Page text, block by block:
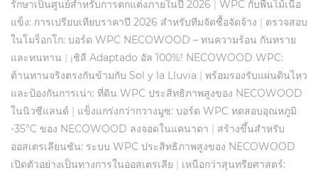
รักษาเป็นศูนย์สำหรับการตกแต่งภายในปี 2026 | WPC กับพื้นไม้เนื้อ
แข็ง: การเปรียบเทียบราคาปี 2026 สำหรับทีมจัดซื้อจัดจ้าง | ตรวจสอบ
ในโมร็อกโก: บอร์ด WPC NECOWOOD – ทนความร้อน กันทราย
และทนทาน | ¡ชิลี Adaptado อัล 100%! NECOWOOD WPC:
ต้านทานจริงตรงกันข้ามกับ Sol y la Lluvia | พร้อมรองรับแผ่นดินไหว
และป้องกันการเน่า: ที่ดิน WPC ประสิทธิภาพสูงของ NECOWOOD
ในนิวซีแลนด์ | แข็งแกร่งกว่ากวางมูซ: บอร์ด WPC ทดสอบอุณหภูมิ
-35°C ของ NECOWOOD ลงจอดในแคนาดา | สร้างขึ้นสำหรับ
ออสเตรเลียนซัน: ระบบ WPC ประสิทธิภาพสูงของ NECOWOOD
เปิดตัวอย่างเป็นทางการในออสเตรเลีย | เหนือกว่าสุนทรียศาสตร์: